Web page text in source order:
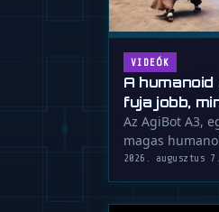
VIDEÓK
A
fuja jobb,
Az AgiBot A3,
magas
meglepően
agilis kung fu …
2026. augusztus 7.